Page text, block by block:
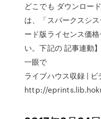
どこでも ダウンロー
は、「スパークスシ
ード版ライセンス価
い。下記の 記事連動
一眼で
ライブハウス収録 | ビ
http://